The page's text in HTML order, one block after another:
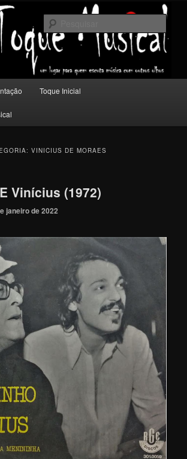
escuta música com outros olhos.
Toque Inicial
VINICIUS DE MORAES
Vinícius (1972)
janeiro de 2022